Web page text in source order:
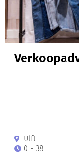
Ulft
0 - 38